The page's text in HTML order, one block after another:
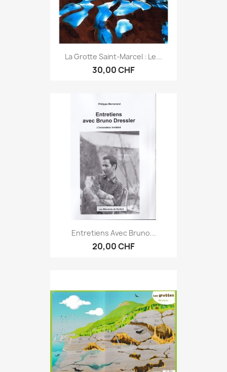
La Grotte Saint-Marcel : Le...
30,00 CHF
Entretiens Avec Bruno...
20,00 CHF